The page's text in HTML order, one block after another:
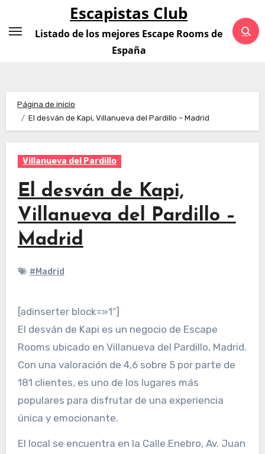
contenido
Escapistas Club
Listado de los mejores Escape Rooms de
España
Página de inicio
El desván de Kapi, Villanueva del Pardillo – Madrid
Villanueva del Pardillo
El desván de Kapi,
Villanueva del Pardillo –
Madrid
#Madrid
[adinserter block=»1″]
El desván de Kapi es un negocio de Escape
Rooms ubicado en Villanueva del Pardillo, Madrid.
Con una valoración de 4,6 sobre 5 por parte de
181 clientes, es uno de los lugares más
populares para disfrutar de una experiencia
única y emocionante.
El local se encuentra en la Calle Enebro, Av. Juan